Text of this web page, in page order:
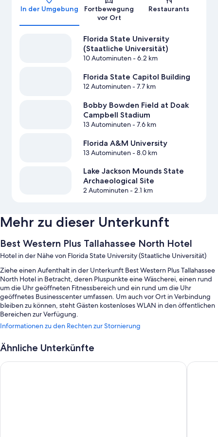
In der Umgebung
Fortbewegung
vor Ort
Restaurants
Florida State University
(Staatliche Universität)
10 Autominuten- 6.2 km
Florida State Capitol Building
12 Autominuten- 7.7 km
Bobby Bowden Field at Doak
Campbell Stadium
13 Autominuten- 7.6 km
Florida A&M University
13 Autominuten- 8.0 km
Lake Jackson Mounds State
Archaeological Site
2 Autominuten- 2.1 km
Mehr zu dieser Unterkunft
Best Western Plus Tallahassee North Hotel
Hotel in der Nähe von Florida State University (Staatliche Universität)
Ziehe einen Aufenthalt in der Unterkunft Best Western Plus Tallahassee
North Hotel in Betracht, deren Pluspunkte eine Wäscherei, einen rund
um die Uhr geöffneten Fitnessbereich und ein rund um die Uhr
geöffnetes Businesscenter umfassen. Um auch vor Ort in Verbindung
bleiben zu können, steht Gästen kostenloses WLAN in den öffentlichen
Bereichen zur Verfügung.
Weitere Extras sind:
1 Außenpool mit Sonnenliegen und Sonnenschirmen
Ein Frühstücksbuffet (gegen Aufpreis), Express-Check-out und ein
Informationen zu den Rechten zur Stornierung
Ähnliche Unterkünfte
Country Inn & Suites by Radisson, Tallahassee-University Area,